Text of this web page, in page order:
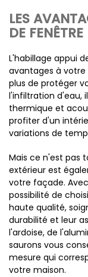
LES
DE
L'habillage appui
avantages à votre
plus de protéger
l'infiltration d'eau,
thermique et
profiter d'un
variations de
Mais ce n'est pas
extérieur est
votre façade. Avec
possibilité de
haute qualité,
durabilité et leur
l'ardoise, de
saurons vous
mesure qui
votre maison.